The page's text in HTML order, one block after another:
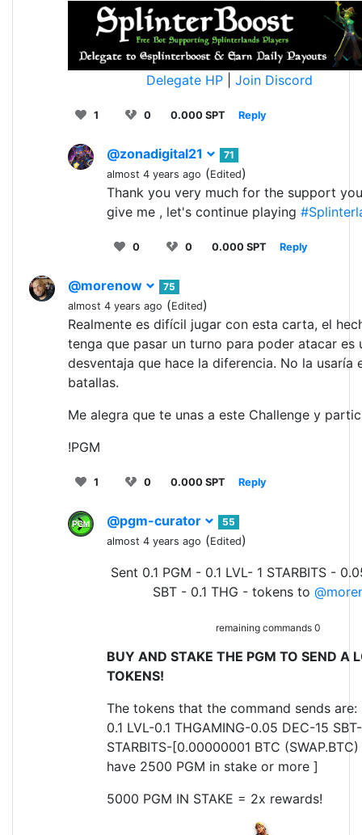
Delegate HP Join Discord
1 0 0.000 SPT Reply
@zonadigital21
71
almost 4 years ago (Edited)
Thank you very much for the support you
give me , let's continue playing
0 0 0.000 SPT Reply
@morenow
75
almost 4 years ago (Edited)
Realmente es difícil jugar con esta carta, el
tenga que pasar un turno para poder atacar es
desventaja que hace la diferencia. No la usaría
batallas.
Me alegra que te unas a este Challenge y
!PGM
1 0 0.000 SPT Reply
@pgm-curator
55
almost 4 years ago (Edited)
Sent 0.1 PGM - 0.1 LVL- 1 STARBITS -
SBT - 0.1 THG - tokens to
remaining commands 0
BUY AND STAKE THE PGM TO SEND A
TOKENS!
The tokens that the command sends are:
0.1 LVL-0.1 THGAMING-0.05 DEC-15
STARBITS-[0.00000001 BTC
have 2500 PGM in stake or more ]
5000 PGM IN STAKE = 2x rewards!